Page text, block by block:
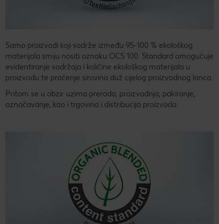
Samo proizvodi koji sadrže između 95-100 % ekološkog
materijala smiju nositi oznaku OCS 100. Standard omogućuje
evidentiranje sadržaja i količine ekološkog materijala u
proizvodu te praćenje sirovina duž cijelog proizvodnog lanca.
Pritom se u obzir uzima prerada, proizvodnja, pakiranje,
označavanje, kao i trgovina i distribucija proizvoda.